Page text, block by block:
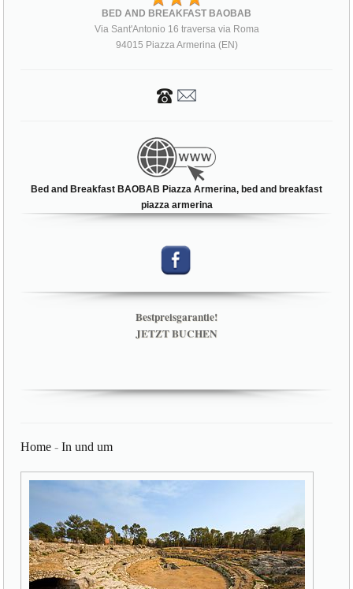
BED AND BREAKFAST BAOBAB
Via Sant'Antonio 16 traversa via Roma
94015 Piazza Armerina (EN)
Bed and Breakfast BAOBAB Piazza Armerina, bed and breakfast
piazza armerina
Bestpreisgarantie!
JETZT BUCHEN
Home -In und um